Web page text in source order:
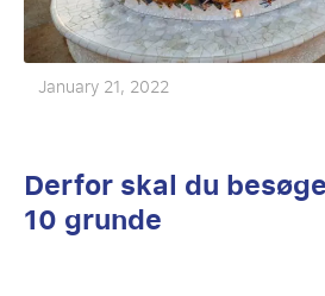
January 21, 2022
Derfor skal du
10 grunde